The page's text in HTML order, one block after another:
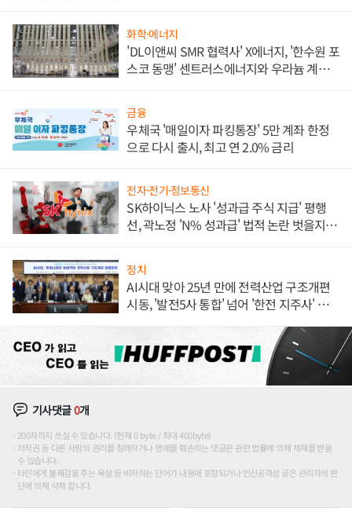
화학·에너지
'DL이앤씨 SMR 협력사' X에너지, '한수원 포
스코 동맹' 센트러스에너지와 우라늄 계약
금융
우체국 '매일이자 파킹통장' 5만 계좌 한정
으로 다시 출시, 최고 연 2.0% 금리
전자·전기·정보통신
SK하이닉스 노사 '성과급 주식 지급' 평행
선, 곽노정 'N% 성과급' 법적 논란 벗을지 주
정치
AI시대 맞아 25년 만에 전력산업 구조개편
시동, '발전5사 통합' 넘어 '한전 지주사' 재편
기사댓글0개
200자까지 쓰실 수 있습니다. (현재 0 byte / 최대 400byte)
저작권 등 다른 사람의 권리를 침해하거나 명예를 훼손하는 댓글은 관련 법률에 의해 제재를 받을
수 있습니다.
타인에게 불쾌감을 주는 욕설 등 비하하는 단어가 내용에 포함되거나 인신공격성 글은 관리자의 판
단에 의해 삭제 합니다.